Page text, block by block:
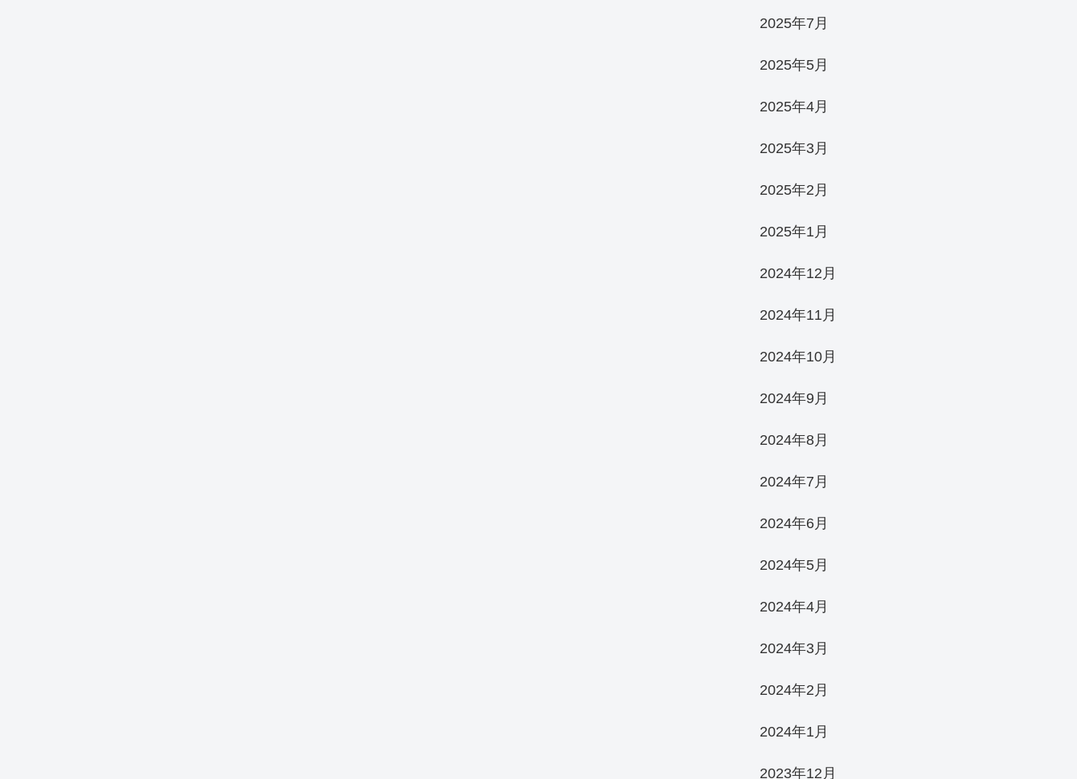
2025年7月
2025年5月
2025年4月
2025年3月
2025年2月
2025年1月
2024年12月
2024年11月
2024年10月
2024年9月
2024年8月
2024年7月
2024年6月
2024年5月
2024年4月
2024年3月
2024年2月
2024年1月
2023年12月